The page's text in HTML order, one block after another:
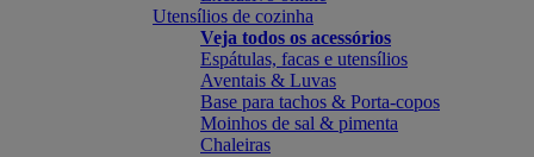
Utensílios de cozinha
Veja todos os acessórios
Espátulas, facas e utensílios
Aventais & Luvas
Base para tachos & Porta-copos
Moinhos de sal & pimenta
Chaleiras